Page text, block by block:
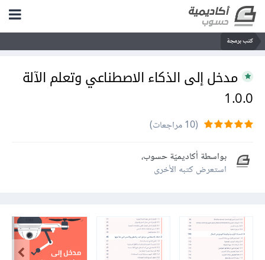
كتب برمجة
مدخل إلى الذكاء الاصطناعي وتعلم الآلة
1.0.0
(10 مراجعات)
بواسطة أكاديميّة حسوب،
استعرض كتبه الأخرى